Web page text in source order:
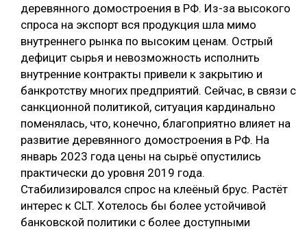
деревянного домостроения в РФ. Из-за высокого
спроса на экспорт вся продукция шла мимо
внутреннего рынка по высоким ценам. Острый
дефицит сырья и невозможность исполнить
внутренние контракты привели к закрытию и
банкротству многих предприятий. Сейчас, в связи с
санкционной политикой, ситуация кардинально
поменялась, что, конечно, благоприятно влияет на
развитие деревянного домостроения в РФ. На
январь 2023 года цены на сырьё опустились
практически до уровня 2019 года.
Стабилизировался спрос на клеёный брус. Растёт
интерес к CLT. Хотелось бы более устойчивой
банковской политики с более доступными